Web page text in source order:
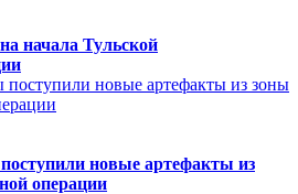
начала Тульской
новые артефакты из
операции